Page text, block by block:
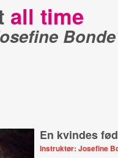
all time
En kvindes
Instruktør: Josefine